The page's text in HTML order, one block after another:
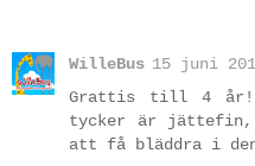
WilleBus 15 juni
Grattis till 4 år!
tycker är jättefin,
att få bläddra i